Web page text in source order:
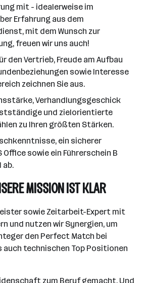
mit - idealerweise im
Erfahrung aus dem
mit dem Wunsch zur
freuen wir uns auch!
den Vertrieb, Freude am Aufbau
sowie Interesse
zeichnen Sie aus.
Verhandlungsgeschick
und zielorientierte
zu Ihren größten Stärken.
ein sicherer
Office sowie ein Führerschein B
ab.
MISSION IST KLAR
sowie Zeitarbeit-Expert mit
und nutzen wir Synergien, um
den Perfect Match bei
auch technischen Top Positionen
zum Beruf gemacht. Und